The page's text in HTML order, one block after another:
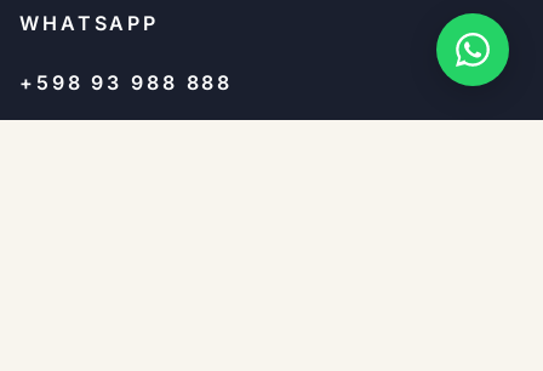
WHATSAPP
+598 93 988 888